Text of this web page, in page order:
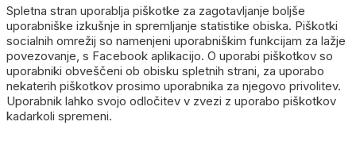
Spletna stran uporablja piškotke za zagotavljanje boljše
uporabniške izkušnje in spremljanje statistike obiska. Piškotki
socialnih omrežij so namenjeni uporabniškim funkcijam za lažje
povezovanje, s Facebook aplikacijo. O uporabi piškotkov so
uporabniki obveščeni ob obisku spletnih strani, za uporabo
nekaterih piškotkov prosimo uporabnika za njegovo privolitev.
Uporabnik lahko svojo odločitev v zvezi z uporabo piškotkov
kadarkoli spremeni.